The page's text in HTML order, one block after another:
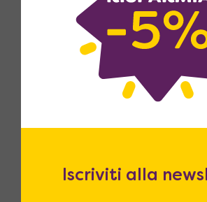
Reso fino a 365
14 giorni di legge per il
Iscriviti alla